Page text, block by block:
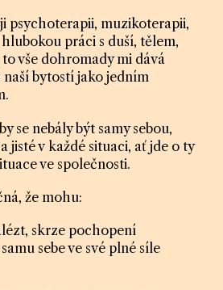
psychoterapii, muzikoterapii,
práci s duší, tělem,
vše dohromady mi dává
bytostí jako jedním
se nebály být samy sebou,
jisté v každé situaci, ať jde o ty
ve společnosti.
že mohu:
skrze pochopení
sebe ve své plné síle